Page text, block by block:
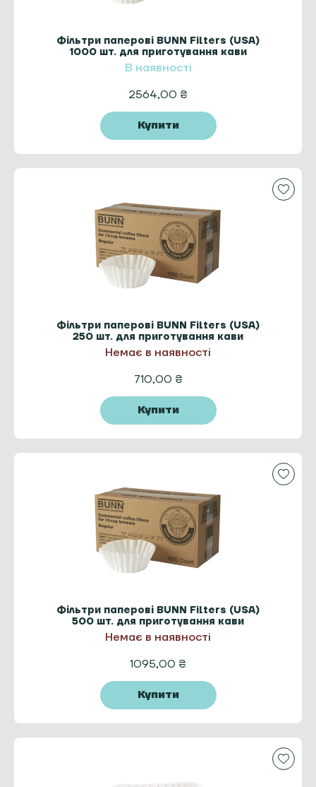
Фільтри паперові BUNN Filters (USA)
1000 шт. для приготування кави
В наявності
2564,00 ₴
Купити
Фільтри паперові BUNN Filters (USA)
250 шт. для приготування кави
Немає в наявності
710,00 ₴
Купити
Фільтри паперові BUNN Filters (USA)
500 шт. для приготування кави
Немає в наявності
1095,00 ₴
Купити